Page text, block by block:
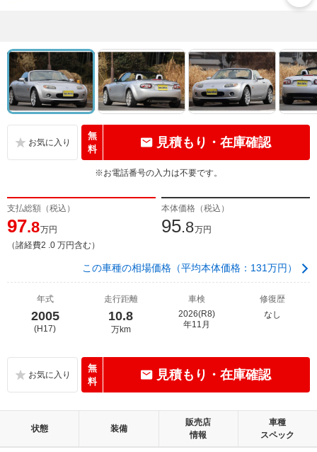
無
料
見積もり・在庫確認
※お電話番号の入力は不要です。
支払総額（税込）
97.8万円
（諸経費2 .0 万円含む）
本体価格（税込）
95.8万円
この車種の相場価格（平均本体価格：131万円）
年式
2005
(H17)
走行距離
10.8
万km
車検
2026(R8)
年11月
修復歴
なし
無
料
見積もり・在庫確認
状態 装備
販売店
情報
車種
スペック